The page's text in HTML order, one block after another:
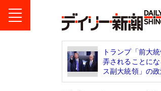
トランプ「前大
弄されることに
ス副大統領」の政